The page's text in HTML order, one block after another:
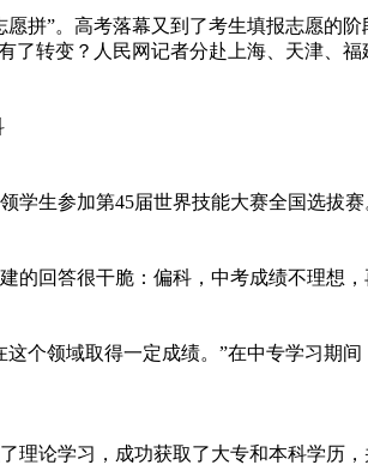
愿拼”。高考落幕又到了考生填报志愿的
了转变？人民网记者分赴上海、天津、
生参加第45届世界技能大赛全国选拔赛
回答很干脆：偏科，中考成绩不理想，
领域取得一定成绩。”在中专学习期间
论学习，成功获取了大专和本科学历，